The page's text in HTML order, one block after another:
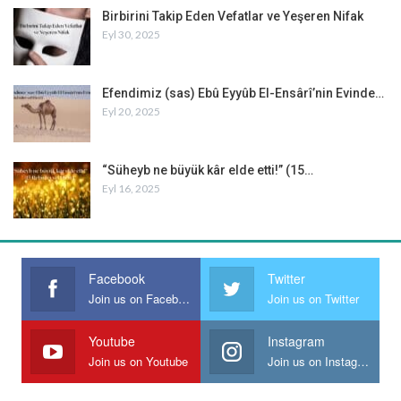
teoriyle birlikte pratikten örnekler de ortaya konuluyor ve
insanların görüp duyarak ikna olmaları isteniyordu. Öldükten
sonra yeniden diriltme gerçeğini anlatırken Kur’ân, düşünen
herkese şöyle seslenecekti:
– İşte, Allah’ın rahmet eserlerine bir bak! Ölmüş toprağa nasıl da
hayat veriyor? İşte, bunu yapan aynı kudret, ölüleri diriltecek olan
aynı kudrettir. Zira O, her şeye kadirdir.[12]
Öyle ya, hemen her an etrafta yeni yeni ölümler ve ardından da
yeniden dirilmeler yaşanıyor ve bunları da, biraz ibretle bakan
hafta içinde bütün bitkilerin, yeniden haşroluyor gibi yeni
elbiselerini giyip yaprak ve çiçeklerle bezenmeleri ve sinekler gibi
bazı canlıların, uzun süre gözden kaybolduktan sonra aynı
çoklukla yeniden yaratılmaları gibi insan gözü önünde, cereyan
eden nice haşir örnekleri durmaktaydı. Önemli olan bunları,
gözdeki ülfet perdesini kaldırarak görebilmek, sonra da bu işin
Birbirini Takip Eden Vefatlar ve Yeşeren Nifak
Eyl 30, 2025
Efendimiz (sas) Ebû Eyyûb El-Ensârî’nin Evinde…
Eyl 20, 2025
“Süheyb ne büyük kâr elde etti!” (15…
Eyl 16, 2025
Facebook
Join us on Facebook
Twitter
Join us on Twitter
Youtube
Join us on Youtube
Instagram
Join us on Instagram